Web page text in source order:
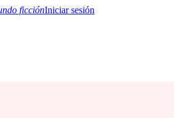
ficciónIniciar sesión